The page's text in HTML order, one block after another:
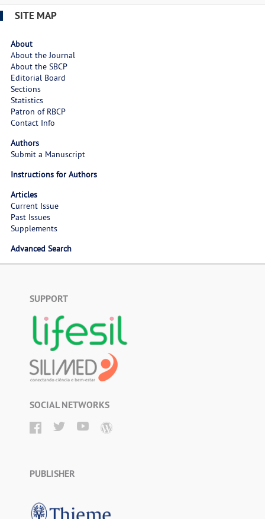
SITE MAP
About
About the Journal
About the SBCP
Editorial Board
Sections
Statistics
Patron of RBCP
Contact Info
Authors
Submit a Manuscript
Instructions for Authors
Articles
Current Issue
Past Issues
Supplements
Advanced Search
SUPPORT
SOCIAL NETWORKS
PUBLISHER